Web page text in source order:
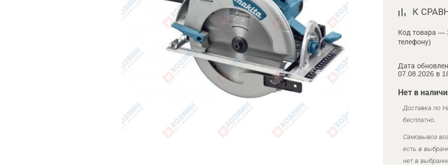
К
Код товара —
телефону)
Дата
07.08.2026 в
Нет в
Доставка по
бесплатно.
Самовывоз
есть в
нет в